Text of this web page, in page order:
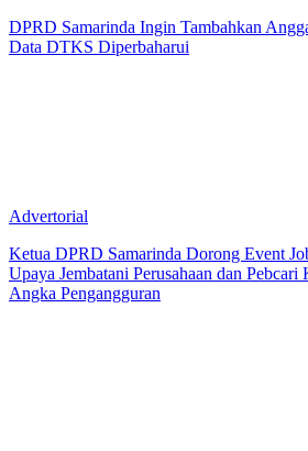
DPRD Samarinda Ingin Tambahkan
Data DTKS Diperbaharui
Advertorial
Ketua DPRD Samarinda Dorong Event
Upaya Jembatani Perusahaan dan Pebcari
Angka Pengangguran